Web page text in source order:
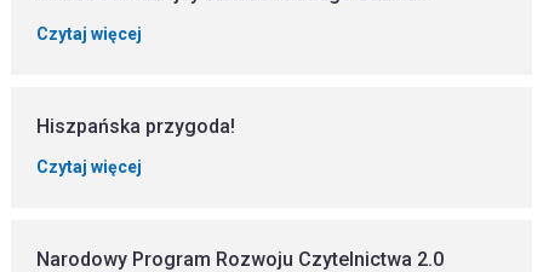
Czytaj więcej
Hiszpańska przygoda!
Czytaj więcej
Narodowy Program Rozwoju Czytelnictwa 2.0